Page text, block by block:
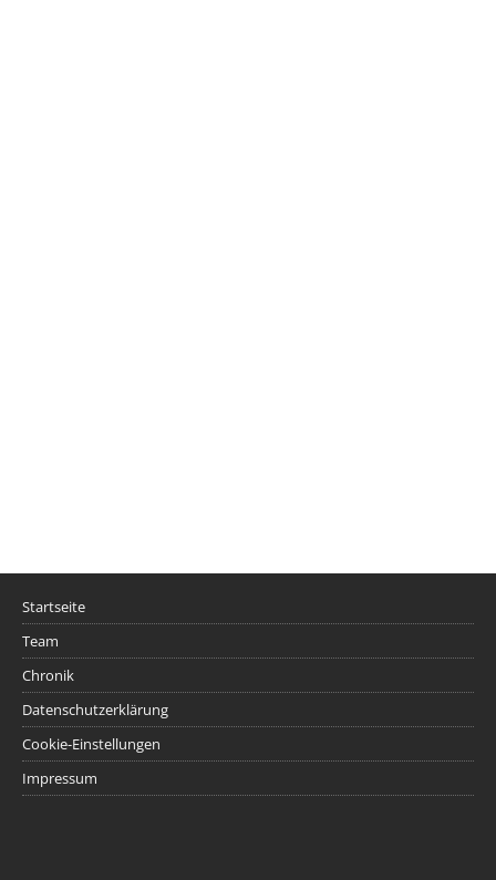
Startseite
Team
Chronik
Datenschutzerklärung
Cookie-Einstellungen
Impressum